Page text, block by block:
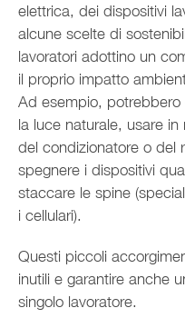
elettrica, dei dispositivi
alcune scelte di
lavoratori adottino un
il proprio impatto
Ad esempio,
la luce naturale, usare in
del condizionatore o del
spegnere i dispositivi
staccare le spine
i cellulari).
Questi piccoli
inutili e garantire anche
singolo lavoratore.